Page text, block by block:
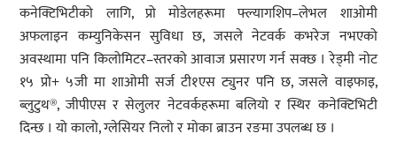
कनेक्टिभिटीको लागि, प्रो मोडेलहरूमा फ्ल्यागशिप–लेभल शाओमी
अफलाइन कम्युनिकेसन सुविधा छ, जसले नेटवर्क कभरेज नभएको
अवस्थामा पनि किलोमिटर–स्तरको आवाज प्रसारण गर्न सक्छ । रेड्मी नोट
१५ प्रो+ ५जी मा शाओमी सर्ज टी१एस ट्युनर पनि छ, जसले वाइफाइ,
ब्लुटुथ®, जीपीएस र सेलुलर नेटवर्कहरूमा बलियो र स्थिर कनेक्टिभिटी
दिन्छ । यो कालो, ग्लेसियर निलो र मोका ब्राउन रङमा उपलब्ध छ ।